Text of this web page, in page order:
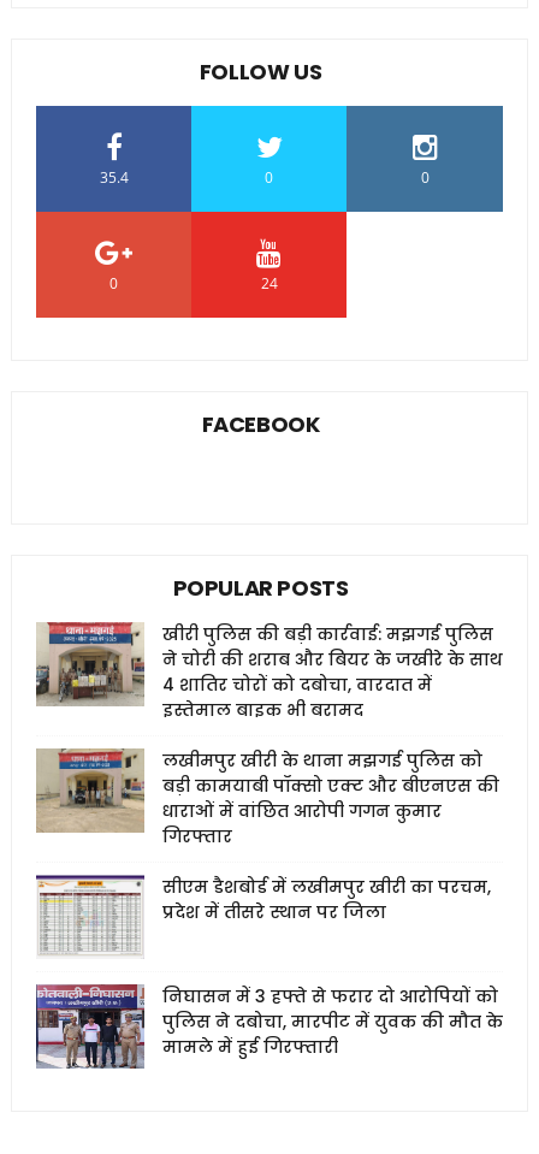
FOLLOW US
35.4 0 0
0 24
FACEBOOK
POPULAR POSTS
खीरी पुलिस की बड़ी कार्रवाई: मझगई पुलिस
ने चोरी की शराब और बियर के जखीरे के साथ
4 शातिर चोरों को दबोचा, वारदात में
इस्तेमाल बाइक भी बरामद
लखीमपुर खीरी के थाना मझगई पुलिस को
बड़ी कामयाबी पॉक्सो एक्ट और बीएनएस की
धाराओं में वांछित आरोपी गगन कुमार
गिरफ्तार
सीएम डैशबोर्ड में लखीमपुर खीरी का परचम,
प्रदेश में तीसरे स्थान पर जिला
निघासन में 3 हफ्ते से फरार दो आरोपियों को
पुलिस ने दबोचा, मारपीट में युवक की मौत के
मामले में हुई गिरफ्तारी